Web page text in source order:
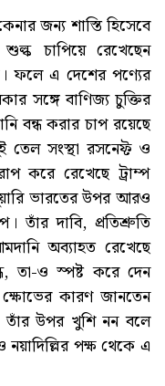
জন্য শাস্তি হিসেবে
চাপিয়ে রেখেছেন
ফলে এ দেশের পণ্যের
সঙ্গে বাণিজ্য চুক্তির
বন্ধ করার চাপ রয়েছে
তেল সংস্থা রসনেফ্ট ও
করে রেখেছে ট্রাম্প
ভারতের উপর আরও
তাঁর দাবি, প্রতিশ্রুতি
অব্যাহত রেখেছে
তা-ও স্পষ্ট করে দেন
ক্ষোভের কারণ জানতেন
তাঁর উপর খুশি নন বলে
নয়াদিল্লির পক্ষ থেকে এ